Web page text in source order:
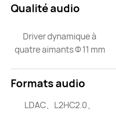
Qualité audio
Driver dynamique à
quatre aimants Φ 11 mm
Formats audio
LDAC、L2HC2.0、